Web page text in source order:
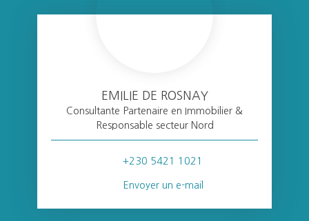
EMILIE DE ROSNAY
Consultante Partenaire en Immobilier &
Responsable secteur Nord
+230 5421 1021
Envoyer un e-mail